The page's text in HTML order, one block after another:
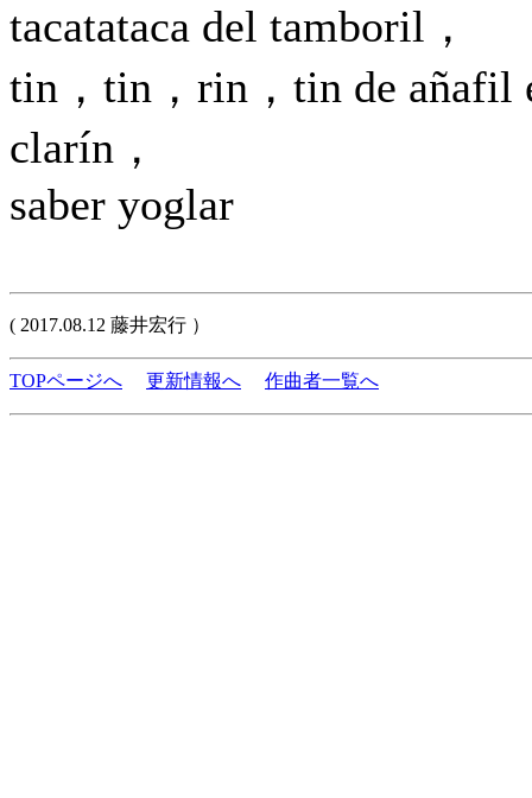
tacatataca del tamboril，
tin，tin，rin，tin de añafil
clarín，
saber yoglar
( 2017.08.12 藤井宏行 ）
TOPページへ 更新情報へ 作曲者一覧へ